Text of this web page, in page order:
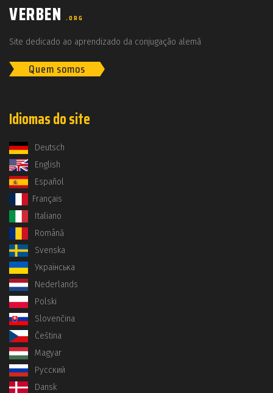
VERBEN .ORG
Site dedicado ao aprendizado da conjugação alemã
Quem somos
Idiomas do site
Deutsch
English
Español
Français
Italiano
Română
Svenska
Українська
Nederlands
Polski
Slovenčina
Čeština
Magyar
Русский
Dansk